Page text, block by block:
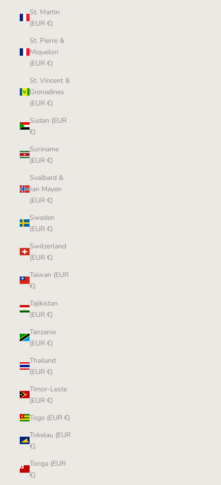
St. Martin
(EUR €)
St. Pierre &
Miquelon
(EUR €)
St. Vincent &
Grenadines
(EUR €)
Sudan (EUR
€)
Suriname
(EUR €)
Svalbard &
Jan Mayen
(EUR €)
Sweden
(EUR €)
Switzerland
(EUR €)
Taiwan (EUR
€)
Tajikistan
(EUR €)
Tanzania
(EUR €)
Thailand
(EUR €)
Timor-Leste
(EUR €)
Togo (EUR €)
Tokelau (EUR
€)
Tonga (EUR
€)